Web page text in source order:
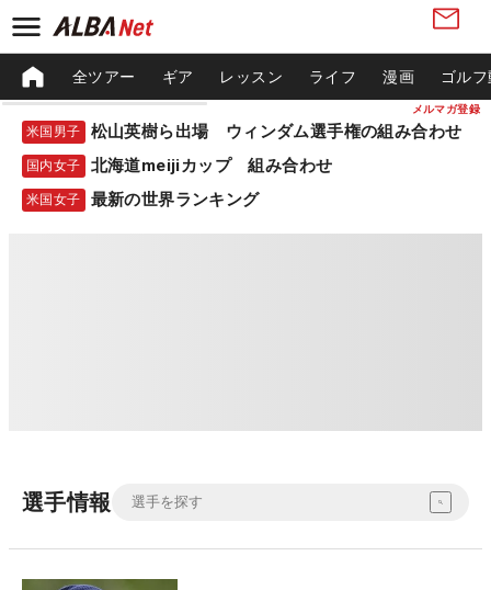
メルマガ登録
全ツアー ギア レッスン ライフ 漫画 ゴル
米国男子 松山英樹ら出場 ウィンダム選手権の組み合わせ
国内女子 北海道meijiカップ 組み合わせ
米国女子 最新の世界ランキング
選手情報